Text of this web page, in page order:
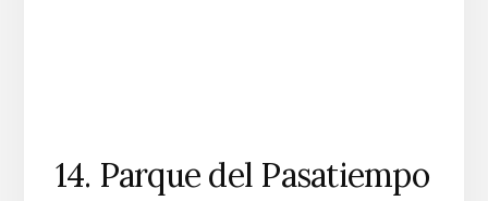
14. Parque del Pasatiempo